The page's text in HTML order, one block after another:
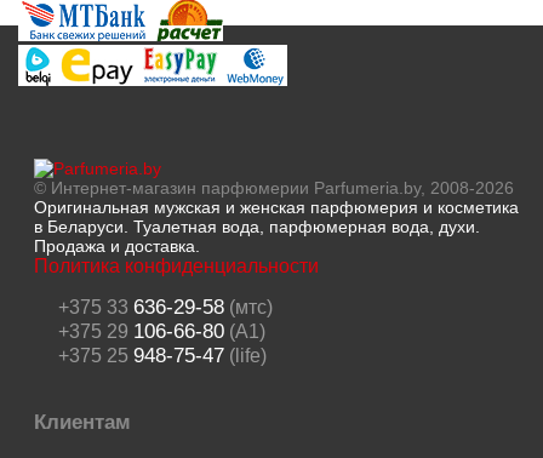
© Интернет-магазин парфюмерии Parfumeria.by, 2008-2026
Оригинальная мужская и женская парфюмерия и косметика
в Беларуси. Туалетная вода, парфюмерная вода, духи.
Продажа и доставка.
Политика конфиденциальности
+375 33 636-29-58(мтс)
+375 29 106-66-80(A1)
+375 25 948-75-47(life)
Клиентам